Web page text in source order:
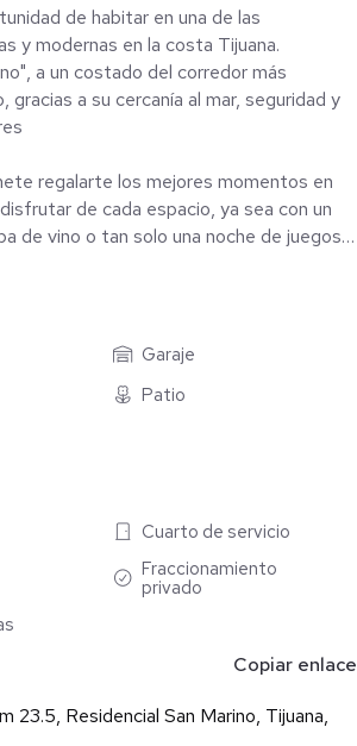
de habitar en una de las
y modernas en la costa Tijuana.
a un costado del corredor más
a su cercanía al mar, seguridad y
regalarte los mejores momentos en
de cada espacio, ya sea con un
de vino o tan solo una noche de juegos
c/walk in closet
solida
verdes
variar el producto final, precios y
sin previo aviso.
Garaje
Patio
Cuarto de servicio
Fraccionamiento
privado
Copiar enlace
23.5, Residencial San Marino, Tijuana,